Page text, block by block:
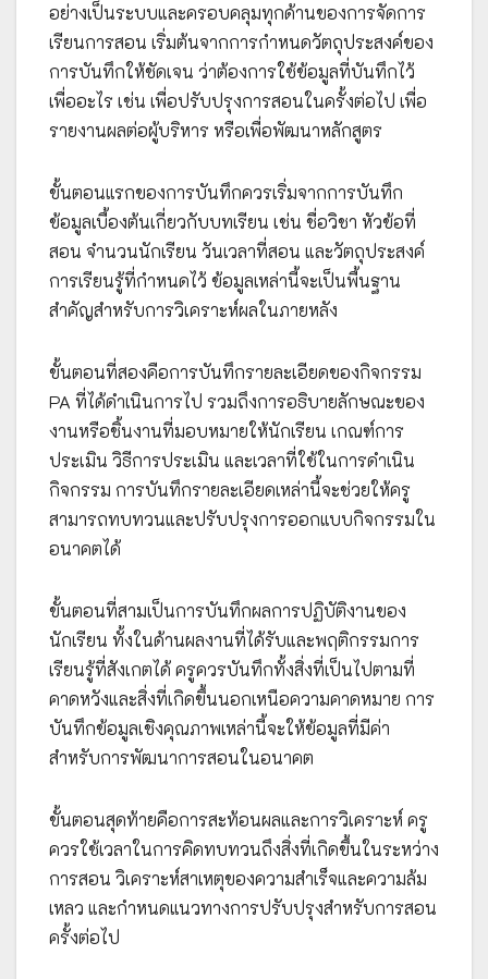
อย่างเป็นระบบและครอบคลุมทุกด้านของการจัดการ
เรียนการสอน เริ่มต้นจากการกำหนดวัตถุประสงค์ของ
การบันทึกให้ชัดเจน ว่าต้องการใช้ข้อมูลที่บันทึกไว้
เพื่ออะไร เช่น เพื่อปรับปรุงการสอนในครั้งต่อไป เพื่อ
รายงานผลต่อผู้บริหาร หรือเพื่อพัฒนาหลักสูตร
ขั้นตอนแรกของการบันทึกควรเริ่มจากการบันทึก
ข้อมูลเบื้องต้นเกี่ยวกับบทเรียน เช่น ชื่อวิชา หัวข้อที่
สอน จำนวนนักเรียน วันเวลาที่สอน และวัตถุประสงค์
การเรียนรู้ที่กำหนดไว้ ข้อมูลเหล่านี้จะเป็นพื้นฐาน
สำคัญสำหรับการวิเคราะห์ผลในภายหลัง
ขั้นตอนที่สองคือการบันทึกรายละเอียดของกิจกรรม
PA ที่ได้ดำเนินการไป รวมถึงการอธิบายลักษณะของ
งานหรือชิ้นงานที่มอบหมายให้นักเรียน เกณฑ์การ
ประเมิน วิธีการประเมิน และเวลาที่ใช้ในการดำเนิน
กิจกรรม การบันทึกรายละเอียดเหล่านี้จะช่วยให้ครู
สามารถทบทวนและปรับปรุงการออกแบบกิจกรรมใน
อนาคตได้
ขั้นตอนที่สามเป็นการบันทึกผลการปฏิบัติงานของ
นักเรียน ทั้งในด้านผลงานที่ได้รับและพฤติกรรมการ
เรียนรู้ที่สังเกตได้ ครูควรบันทึกทั้งสิ่งที่เป็นไปตามที่
คาดหวังและสิ่งที่เกิดขึ้นนอกเหนือความคาดหมาย การ
บันทึกข้อมูลเชิงคุณภาพเหล่านี้จะให้ข้อมูลที่มีค่า
สำหรับการพัฒนาการสอนในอนาคต
ขั้นตอนสุดท้ายคือการสะท้อนผลและการวิเคราะห์ ครู
ควรใช้เวลาในการคิดทบทวนถึงสิ่งที่เกิดขึ้นในระหว่าง
การสอน วิเคราะห์สาเหตุของความสำเร็จและความล้ม
เหลว และกำหนดแนวทางการปรับปรุงสำหรับการสอน
ครั้งต่อไป